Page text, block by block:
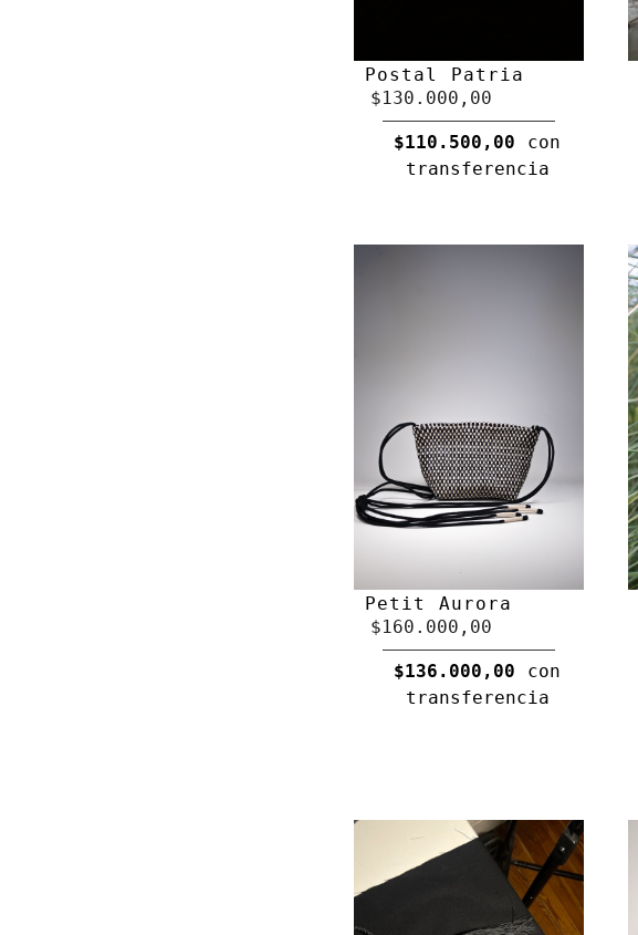
Postal Patria
$130.000,00
$110.500,00 con
transferencia
Petit Aurora
$160.000,00
$136.000,00 con
transferencia